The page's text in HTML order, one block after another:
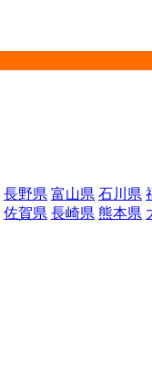
長野県 富山県 石川県
佐賀県 長崎県 熊本県